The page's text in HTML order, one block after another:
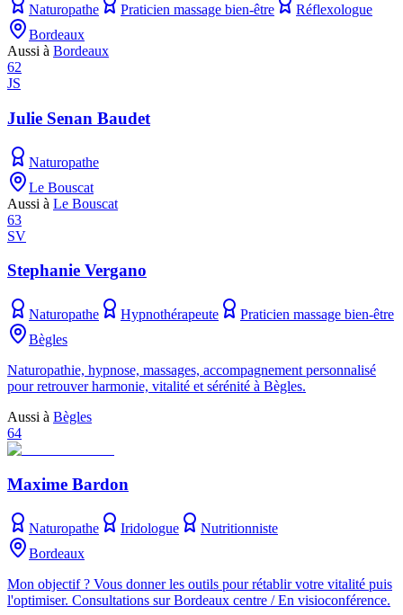
Naturopathe Praticien massage bien-être
Réflexologue
Bordeaux
Aussi à Bordeaux
62
JS
Julie Senan Baudet
Naturopathe
Le Bouscat
Aussi à Le Bouscat
63
SV
Stephanie Vergano
Naturopathe Hypnothérapeute
Praticien massage bien-être
Bègles
Naturopathie, hypnose, massages, accompagnement personnalisé
pour retrouver harmonie, vitalité et sérénité à Bègles.
Aussi à Bègles
64
Maxime Bardon
Naturopathe Iridologue
Nutritionniste
Bordeaux
Mon objectif ? Vous donner les outils pour rétablir votre vitalité puis
l'optimiser. Consultations sur Bordeaux centre / En visioconférence.